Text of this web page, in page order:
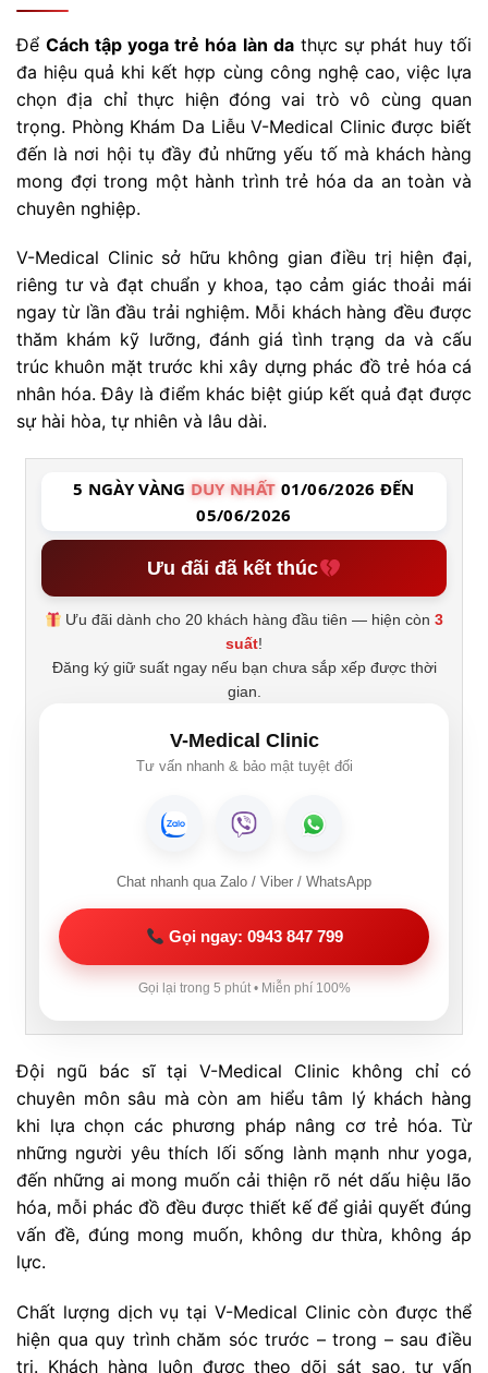
ĐểCách tập yoga trẻ hóa làn dathực sự phát huy tối
đa hiệu quả khi kết hợp cùng công nghệ cao, việc lựa
chọn địa chỉ thực hiện đóng vai trò vô cùng quan
trọng. Phòng Khám Da Liễu V-Medical Clinic được biết
đến là nơi hội tụ đầy đủ những yếu tố mà khách hàng
mong đợi trong một hành trình trẻ hóa da an toàn và
chuyên nghiệp.
V-Medical Clinic sở hữu không gian điều trị hiện đại,
riêng tư và đạt chuẩn y khoa, tạo cảm giác thoải mái
ngay từ lần đầu trải nghiệm. Mỗi khách hàng đều được
thăm khám kỹ lưỡng, đánh giá tình trạng da và cấu
trúc khuôn mặt trước khi xây dựng phác đồ trẻ hóa cá
nhân hóa. Đây là điểm khác biệt giúp kết quả đạt được
sự hài hòa, tự nhiên và lâu dài.
5 NGÀY VÀNG DUY NHẤT 01/06/2026 ĐẾN
05/06/2026
Ưu đãi đã kết thúc
Ưu đãi dành cho 20 khách hàng đầu tiên — hiện còn3
suất!
Đăng ký giữ suất ngay nếu bạn chưa sắp xếp được thời
gian.
V-Medical Clinic
Tư vấn nhanh & bảo mật tuyệt đối
Chat nhanh qua Zalo / Viber / WhatsApp
Gọi ngay: 0943 847 799
Gọi lại trong 5 phút • Miễn phí 100%
Đội ngũ bác sĩ tại V-Medical Clinic không chỉ có
chuyên môn sâu mà còn am hiểu tâm lý khách hàng
khi lựa chọn các phương pháp nâng cơ trẻ hóa. Từ
những người yêu thích lối sống lành mạnh như yoga,
đến những ai mong muốn cải thiện rõ nét dấu hiệu lão
hóa, mỗi phác đồ đều được thiết kế để giải quyết đúng
vấn đề, đúng mong muốn, không dư thừa, không áp
lực.
Chất lượng dịch vụ tại V-Medical Clinic còn được thể
hiện qua quy trình chăm sóc trước – trong – sau điều
trị. Khách hàng luôn được theo dõi sát sao, tư vấn